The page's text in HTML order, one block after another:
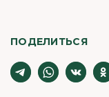
ПОДЕЛИТЬСЯ